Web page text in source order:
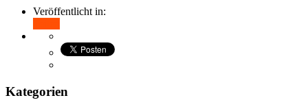
Veröffentlicht in:
Kategorien